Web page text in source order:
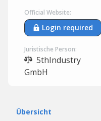
Official Website:
Login required
Juristische Person:
5thIndustry
GmbH
Übersicht